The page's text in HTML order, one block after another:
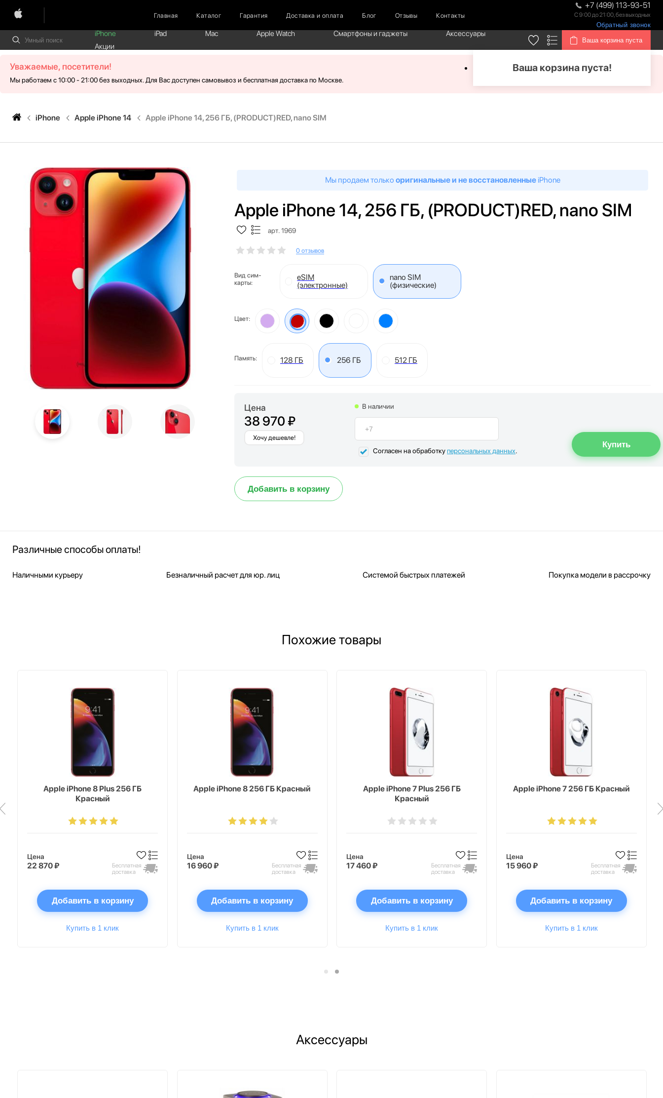
Главная Каталог Гарантия Доставка и оплата Блог Отзывы Контакты
+7 (499) 113-93-51
С 9:00 до 21:00, без выходных
Обратный звонок
iPhone iPad Mac Apple Watch Смартфоны и гаджеты
Аксессуары
Акции
Ваша корзина пуста
Ваша корзина пуста!
Уважаемые, посетители!
Мы работаем с 10:00 - 21:00 без выходных. Для Вас доступен самовывоз и бесплатная доставка по Москве.
iPhone Apple iPhone 14 Apple iPhone 14, 256 ГБ, (PRODUCT)RED, nano SIM
Мы продаем только оригинальные и не восстановленныеiPhone
Apple iPhone 14, 256 ГБ, (PRODUCT)RED, nano SIM
арт. 1969
0 отзывов
Вид сим-
карты:
eSIM
(электронные)
nano SIM
(физические)
Цвет:
Память: 128 ГБ 256 ГБ 512 ГБ
Цена
38 970 ₽
Хочу дешевле!
В наличии
Согласен на обработкуперсональных данных.
Добавить в корзину
Различные способы оплаты!
Наличными курьеру Безналичный расчет для юр. лиц Системой быстрых платежей Покупка модели в рассрочку
Похожие товары
Apple iPhone 8 Plus 256 ГБ
Красный
Цена
22 870 ₽
Бесплатная
доставка
Добавить в корзину
Купить в 1 клик
Apple iPhone 8 256 ГБ Красный
Цена
16 960 ₽
Бесплатная
доставка
Добавить в корзину
Купить в 1 клик
Apple iPhone 7 Plus 256 ГБ
Красный
Цена
17 460 ₽
Бесплатная
доставка
Добавить в корзину
Купить в 1 клик
Apple iPhone 7 256 ГБ Красный
Цена
15 960 ₽
Бесплатная
доставка
Добавить в корзину
Купить в 1 клик
Аксессуары